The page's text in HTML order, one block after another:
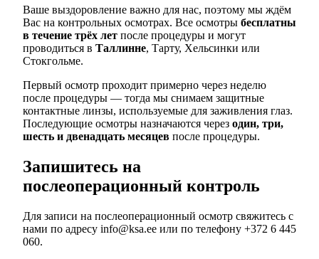
Ваше выздоровление важно для нас, поэтому мы ждём
Вас на контрольных осмотрах. Все осмотры бесплатны
в течение трёх лет после процедуры и могут
проводиться в Таллинне, Тарту, Хельсинки или
Стокгольме.
Первый осмотр проходит примерно через неделю
после процедуры — тогда мы снимаем защитные
контактные линзы, используемые для заживления глаз.
Последующие осмотры назначаются через один, три,
шесть и двенадцать месяцев после процедуры.
Запишитесь на
послеоперационный контроль
Для записи на послеоперационный осмотр свяжитесь с
нами по адресу info@ksa.ee или по телефону +372 6 445
060.